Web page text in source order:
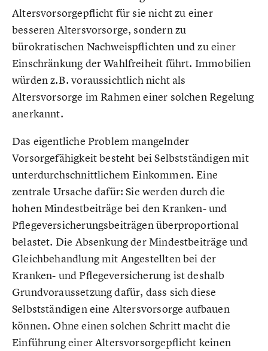
Altersvorsorgepflicht für sie nicht zu einer
besseren Altersvorsorge, sondern zu
bürokratischen Nachweispflichten und zu einer
Einschränkung der Wahlfreiheit führt. Immobilien
würden z.B. voraussichtlich nicht als
Altersvorsorge im Rahmen einer solchen Regelung
anerkannt.
Das eigentliche Problem mangelnder
Vorsorgefähigkeit besteht bei Selbstständigen mit
unterdurchschnittlichem Einkommen. Eine
zentrale Ursache dafür: Sie werden durch die
hohen Mindestbeiträge bei den Kranken- und
Pflegeversicherungsbeiträgen überproportional
belastet. Die Absenkung der Mindestbeiträge und
Gleichbehandlung mit Angestellten bei der
Kranken- und Pflegeversicherung ist deshalb
Grundvoraussetzung dafür, dass sich diese
Selbstständigen eine Altersvorsorge aufbauen
können. Ohne einen solchen Schritt macht die
Einführung einer Altersvorsorgepflicht keinen